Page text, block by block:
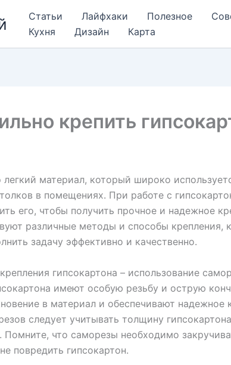
Статьи Лайфхаки Полезное
Кухня
Дизайн Карта
крепить
легкий материал, который широко
в помещениях. При работе с
его, чтобы получить прочное и надежное
различные методы и способы крепления,
задачу эффективно и качественно.
гипсокартона – использование
имеют особую резьбу и острую
в материал и обеспечивают надежное
следует учитывать толщину
Помните, что саморезы необходимо
повредить гипсокартон.